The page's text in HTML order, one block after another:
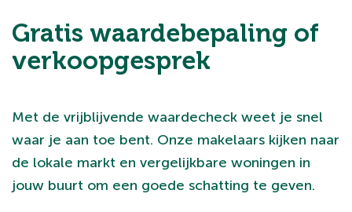
Gratis waardebepaling of
verkoopgesprek
Met de vrijblijvende waardecheck weet je snel
waar je aan toe bent. Onze makelaars kijken naar
de lokale markt en vergelijkbare woningen in
jouw buurt om een goede schatting te geven.